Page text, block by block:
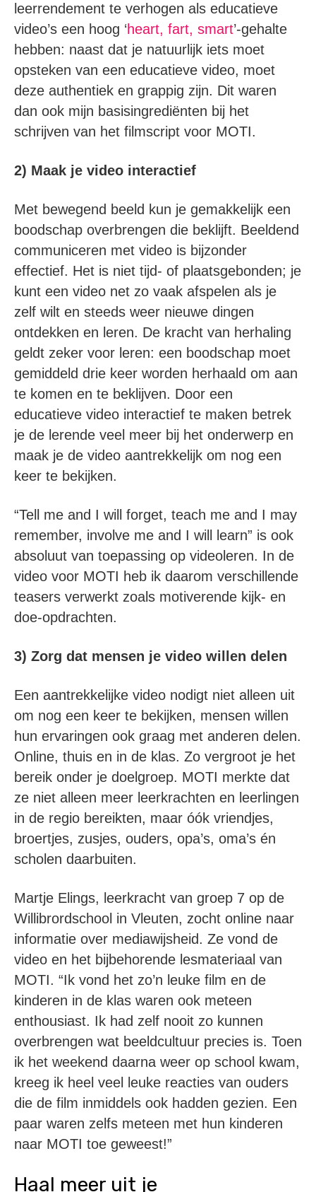
leerrendement te verhogen als educatieve
video’s een hoog ‘heart, fart, smart’-gehalte
hebben: naast dat je natuurlijk iets moet
opsteken van een educatieve video, moet
deze authentiek en grappig zijn. Dit waren
dan ook mijn basisingrediënten bij het
schrijven van het filmscript voor MOTI.
2) Maak je video interactief
Met bewegend beeld kun je gemakkelijk een
boodschap overbrengen die beklijft. Beeldend
communiceren met video is bijzonder
effectief. Het is niet tijd- of plaatsgebonden; je
kunt een video net zo vaak afspelen als je
zelf wilt en steeds weer nieuwe dingen
ontdekken en leren. De kracht van herhaling
geldt zeker voor leren: een boodschap moet
gemiddeld drie keer worden herhaald om aan
te komen en te beklijven. Door een
educatieve video interactief te maken betrek
je de lerende veel meer bij het onderwerp en
maak je de video aantrekkelijk om nog een
keer te bekijken.
“Tell me and I will forget, teach me and I may
remember, involve me and I will learn” is ook
absoluut van toepassing op videoleren. In de
video voor MOTI heb ik daarom verschillende
teasers verwerkt zoals motiverende kijk- en
doe-opdrachten.
3) Zorg dat mensen je video willen delen
Een aantrekkelijke video nodigt niet alleen uit
om nog een keer te bekijken, mensen willen
hun ervaringen ook graag met anderen delen.
Online, thuis en in de klas. Zo vergroot je het
bereik onder je doelgroep. MOTI merkte dat
ze niet alleen meer leerkrachten en leerlingen
in de regio bereikten, maar óók vriendjes,
broertjes, zusjes, ouders, opa’s, oma’s én
scholen daarbuiten.
Martje Elings, leerkracht van groep 7 op de
Willibrordschool in Vleuten, zocht online naar
informatie over mediawijsheid. Ze vond de
video en het bijbehorende lesmateriaal van
MOTI. “Ik vond het zo’n leuke film en de
kinderen in de klas waren ook meteen
enthousiast. Ik had zelf nooit zo kunnen
overbrengen wat beeldcultuur precies is. Toen
ik het weekend daarna weer op school kwam,
kreeg ik heel veel leuke reacties van ouders
die de film inmiddels ook hadden gezien. Een
paar waren zelfs meteen met hun kinderen
naar MOTI toe geweest!”
Haal meer uit je